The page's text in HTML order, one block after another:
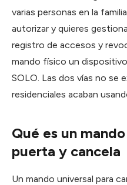
varias personas en la
autorizar y quieres
registro de accesos y
mando físico un
SOLO. Las dos vías no se
residenciales acaban
Qué es un
puerta y cancela
Un mando universal para